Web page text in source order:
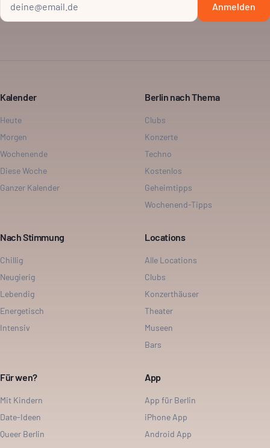
Anmelden
Kalender
Heute
Morgen
Wochenende
Diese Woche
Ganzer Kalender
Berlin nach Thema
Clubs
Konzerte
Techno
Kostenlos
Geheimtipps
Wochenend-Tipps
Nach Stimmung
Chillig
Neugierig
Lebendig
Energetisch
Intensiv
Locations
Alle Locations
Clubs
Konzerthäuser
Theater
Museen
Bars
Für wen?
Mit Kindern
Date-Ideen
Queer Berlin
App
App für Berlin
iPhone App
Android App